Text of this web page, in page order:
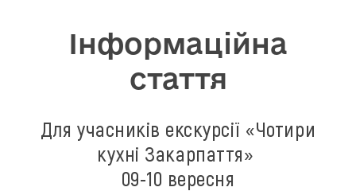
Інформаційна
стаття
Для учасників екскурсії «Чотири
кухні Закарпаття»
09-10 вересня